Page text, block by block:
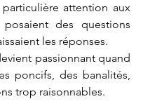
attention aux
des questions
les réponses.
passionnant quand
poncifs, des banalités,
trop raisonnables.